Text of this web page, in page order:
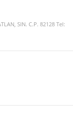
SIN. C.P. 82128 Tel: